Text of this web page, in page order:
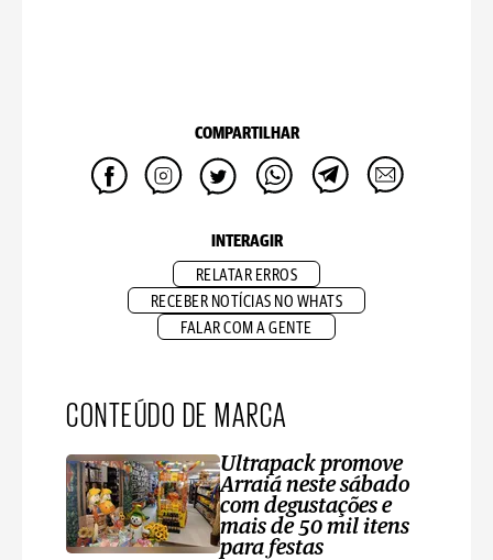
COMPARTILHAR
INTERAGIR
RELATAR ERROS
RECEBER NOTÍCIAS NO WHATS
FALAR COM A GENTE
CONTEÚDO DE MARCA
Ultrapack promove
Arraiá neste sábado
com degustações e
mais de 50 mil itens
para festas